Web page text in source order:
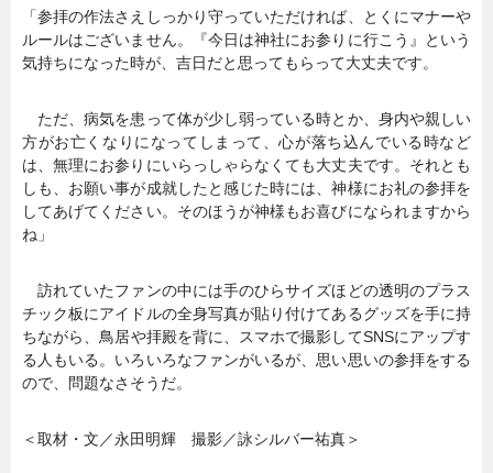
「参拝の作法さえしっかり守っていただければ、とくにマナーや
ルールはございません。『今日は神社にお参りに行こう』という
気持ちになった時が、吉日だと思ってもらって大丈夫です。
ただ、病気を患って体が少し弱っている時とか、身内や親しい
方がお亡くなりになってしまって、心が落ち込んでいる時など
は、無理にお参りにいらっしゃらなくても大丈夫です。それとも
しも、お願い事が成就したと感じた時には、神様にお礼の参拝を
してあげてください。そのほうが神様もお喜びになられますから
ね」
訪れていたファンの中には手のひらサイズほどの透明のプラス
チック板にアイドルの全身写真が貼り付けてあるグッズを手に持
ちながら、鳥居や拝殿を背に、スマホで撮影してSNSにアップす
る人もいる。いろいろなファンがいるが、思い思いの参拝をする
ので、問題なさそうだ。
＜取材・文／永田明輝 撮影／詠シルバー祐真＞